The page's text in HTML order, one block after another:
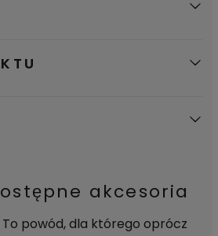
akcesoria
To powód, dla którego oprócz